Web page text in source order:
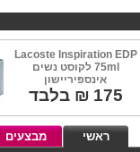
Lacoste Inspiration EDP
75ml לקוסט נשים
אינספיריישון
175 ₪ בלבד
ראשי מבצעים